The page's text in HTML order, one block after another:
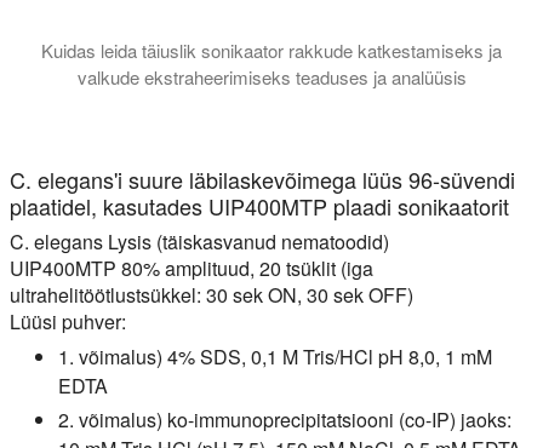
Kuidas leida täiuslik sonikaator rakkude katkestamiseks ja
valkude ekstraheerimiseks teaduses ja analüüsis
C. elegans'i suure läbilaskevõimega lüüs 96-süvendi
plaatidel, kasutades UIP400MTP plaadi sonikaatorit
C. elegans Lysis (täiskasvanud nematoodid)
UIP400MTP 80% amplituud, 20 tsüklit (iga
ultrahelitöötlustsükkel: 30 sek ON, 30 sek OFF)
Lüüsi puhver:
1. võimalus) 4% SDS, 0,1 M Tris/HCl pH 8,0, 1 mM
EDTA
2. võimalus) ko-immunoprecipitatsiooni (co-IP) jaoks: